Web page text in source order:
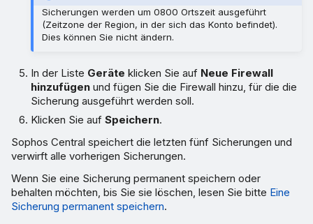
Sicherungen werden um 0800 Ortszeit ausgeführt
(Zeitzone der Region, in der sich das Konto befindet).
Dies können Sie nicht ändern.
In der Liste Geräte klicken Sie auf Neue Firewall
hinzufügen und fügen Sie die Firewall hinzu, für die die
Sicherung ausgeführt werden soll.
Klicken Sie aufSpeichern.
Sophos Central speichert die letzten fünf Sicherungen und
verwirft alle vorherigen Sicherungen.
Wenn Sie eine Sicherung permanent speichern oder
behalten möchten, bis Sie sie löschen, lesen Sie bitte Eine
Sicherung permanent speichern.